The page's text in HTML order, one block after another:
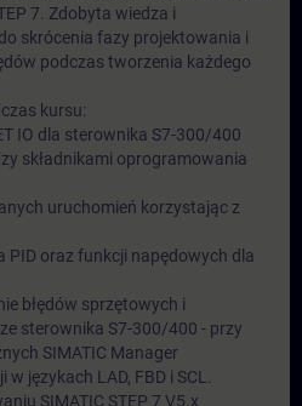
7. Zdobyta wiedza i
skrócenia fazy projektowania i
podczas tworzenia każdego
kursu:
IO dla sterownika S7-300/400
składnikami oprogramowania
uruchomień korzystając z
PID oraz funkcji napędowych dla
błędów sprzętowych i
sterownika S7-300/400 - przy
SIMATIC Manager
językach LAD, FBD i SCL.
SIMATIC STEP 7 V5.x